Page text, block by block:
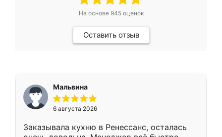
На основе 945оценок
Оставить отзыв
Мальвина
6 августа 2026
Заказывала кухню в Ренессанс, осталась